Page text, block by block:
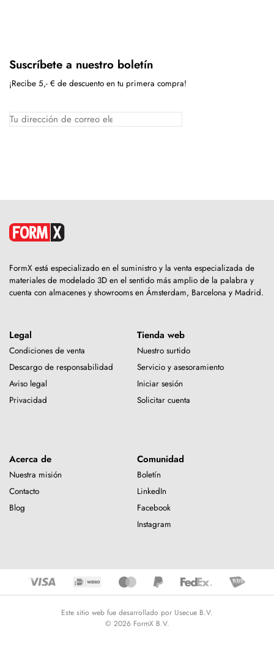
Suscríbete a nuestro boletín
¡Recibe 5,- € de descuento en tu primera compra!
FormX está especializado en el suministro y la venta especializada de
materiales de modelado 3D en el sentido más amplio de la palabra y
cuenta con almacenes y showrooms en Ámsterdam, Barcelona y Madrid.
Legal
Condiciones de venta
Descargo de responsabilidad
Aviso legal
Privacidad
Tienda web
Nuestro surtido
Servicio y asesoramiento
Iniciar sesión
Solicitar cuenta
Acerca de
Nuestra misión
Contacto
Blog
Comunidad
Boletín
LinkedIn
Facebook
Instagram
Este sitio web fue desarrollado por Usecue B.V.
© 2026 FormX B.V.